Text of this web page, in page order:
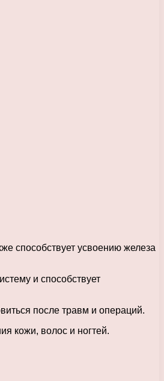
способствует усвоению железа
и способствует
после травм и операций.
кожи, волос и ногтей.